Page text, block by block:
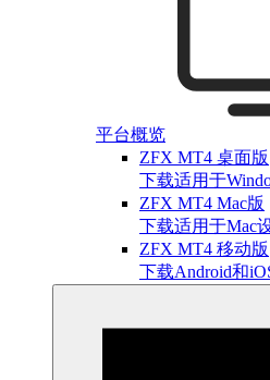
平台概览
ZFX MT4 桌面版
下载适用于
ZFX MT4 Mac版
下载适用于Mac
ZFX MT4 移动版
下载Android和